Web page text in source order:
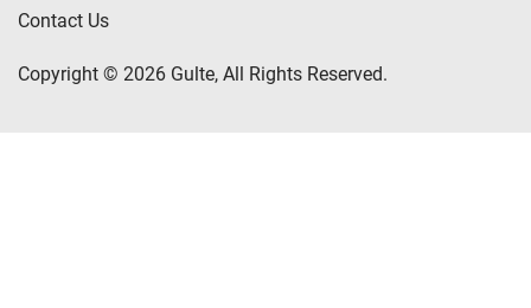
Contact Us
Copyright © 2026 Gulte, All Rights Reserved.